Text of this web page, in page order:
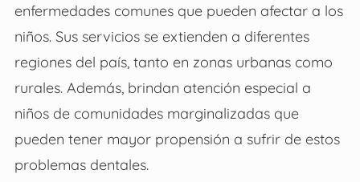
enfermedades comunes que pueden afectar a los
niños. Sus servicios se extienden a diferentes
regiones del país, tanto en zonas urbanas como
rurales. Además, brindan atención especial a
niños de comunidades marginalizadas que
pueden tener mayor propensión a sufrir de estos
problemas dentales.